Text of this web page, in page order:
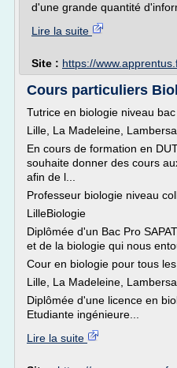
d'une grande quantité
Lire la suite
Site : https://
Cours particuliers
Tutrice en biologie niveau bac
Lille, La Madeleine,
En cours de formation en
souhaite donner des cours
afin de l...
Professeur biologie niveau
LilleBiologie
Diplômée d'un Bac Pro
et de la biologie qui nous
Cour en biologie pour tous
Lille, La Madeleine,
Diplômée d'une licence en
Etudiante ingénieure...
Lire la suite